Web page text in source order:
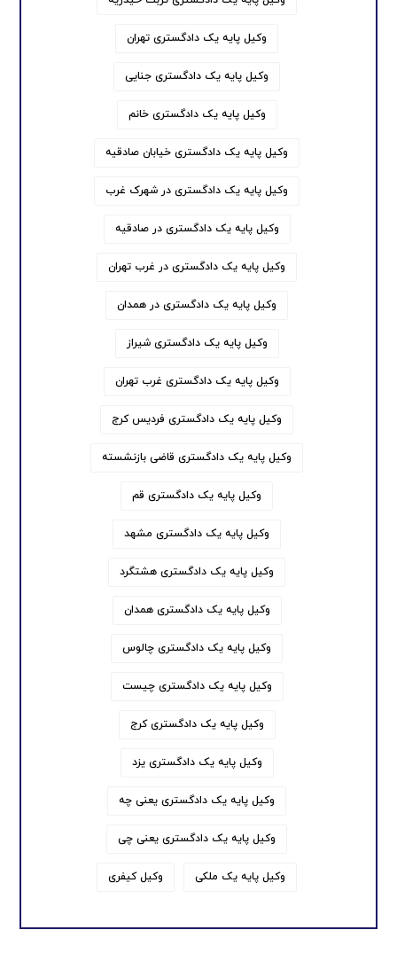
وکیل پایه یک دادگستری تهران
وکیل پایه یک دادگستری جنایی
وکیل پایه یک دادگستری خانم
وکیل پایه یک دادگستری خیابان صادقیه
وکیل پایه یک دادگستری در شهرک غرب
وکیل پایه یک دادگستری در صادقیه
وکیل پایه یک دادگستری در غرب تهران
وکیل پایه یک دادگستری در همدان
وکیل پایه یک دادگستری شیراز
وکیل پایه یک دادگستری غرب تهران
وکیل پایه یک دادگستری فردیس کرج
وکیل پایه یک دادگستری قاضی بازنشسته
وکیل پایه یک دادگستری قم
وکیل پایه یک دادگستری مشهد
وکیل پایه یک دادگستری هشتگرد
وکیل پایه یک دادگستری همدان
وکیل پایه یک دادگستری چالوس
وکیل پایه یک دادگستری چیست
وکیل پایه یک دادگستری کرج
وکیل پایه یک دادگستری یزد
وکیل پایه یک دادگستری یعنی چه
وکیل پایه یک دادگستری یعنی چی
وکیل پایه یک ملکی وکیل کیفری